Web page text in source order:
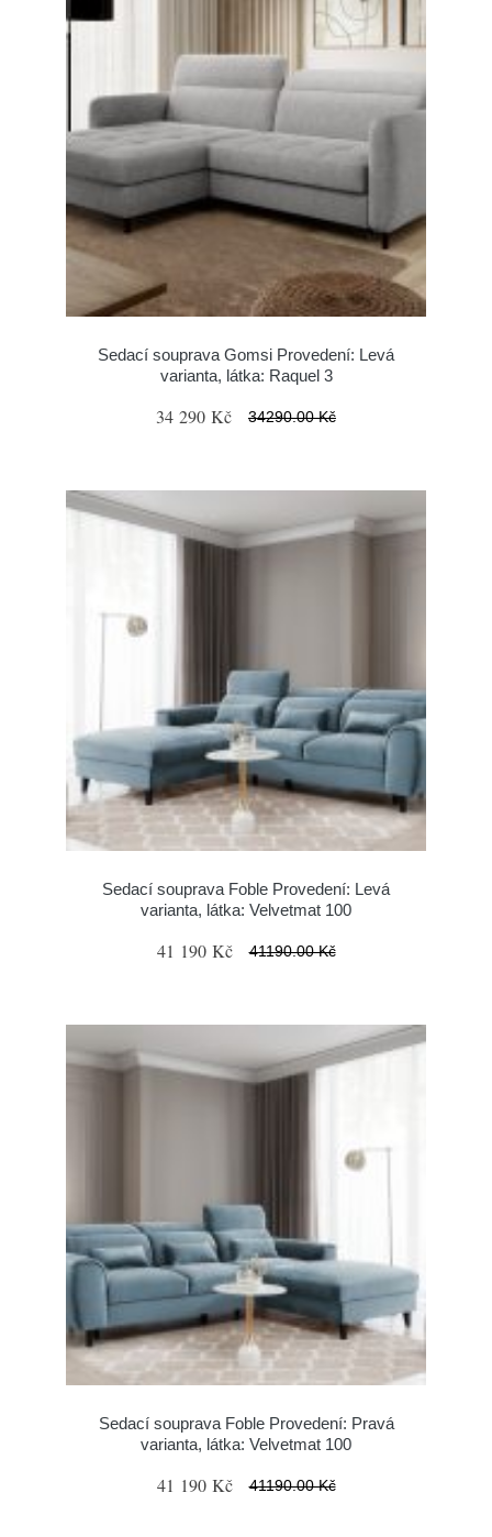
Sedací souprava Gomsi Provedení: Levá
varianta, látka: Raquel 3
34 290 Kč 34290.00 Kč
Sedací souprava Foble Provedení: Levá
varianta, látka: Velvetmat 100
41 190 Kč 41190.00 Kč
Sedací souprava Foble Provedení: Pravá
varianta, látka: Velvetmat 100
41 190 Kč 41190.00 Kč